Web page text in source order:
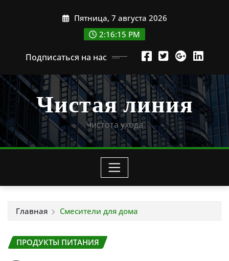
Пятница, 7 августа 2026
2:16:16 PM
Подписаться на нас
Чистая линия
Чистота ухода
Главная Смесители для дома
ПРОДУКТЫ ПИТАНИЯ